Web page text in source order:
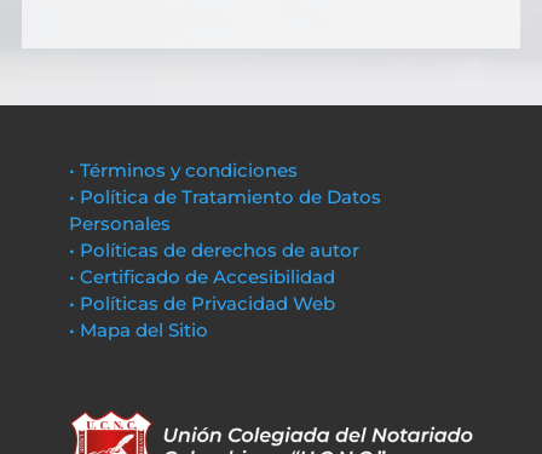
• Términos y condiciones
• Política de Tratamiento de Datos
Personales
• Políticas de derechos de autor
• Certificado de Accesibilidad
• Políticas de Privacidad Web
• Mapa del Sitio